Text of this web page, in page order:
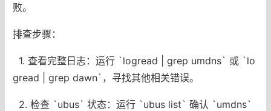
败。
排查步骤：
1. 查看完整日志：运行 `logread | grep umdns` 或 `lo
gread | grep dawn`，寻找其他相关错误。
2. 检查 `ubus` 状态：运行 `ubus list` 确认 `umdns`